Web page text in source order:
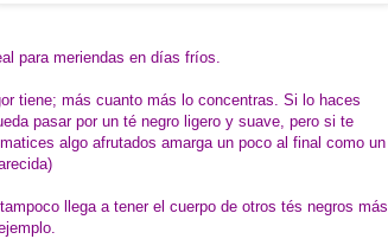
para meriendas en días fríos.
tiene; más cuanto más lo concentras. Si lo haces
pasar por un té negro ligero y suave, pero si te
algo afrutados amarga un poco al final como un
llega a tener el cuerpo de otros tés negros más